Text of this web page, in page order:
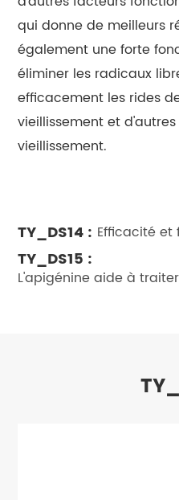
qui donne de meilleurs
également une forte
éliminer les radicaux
efficacement les rides
vieillissement et
vieillissement.
TY_DS14 : Efficacité et
TY_DS15 :
L'apigénine aide à